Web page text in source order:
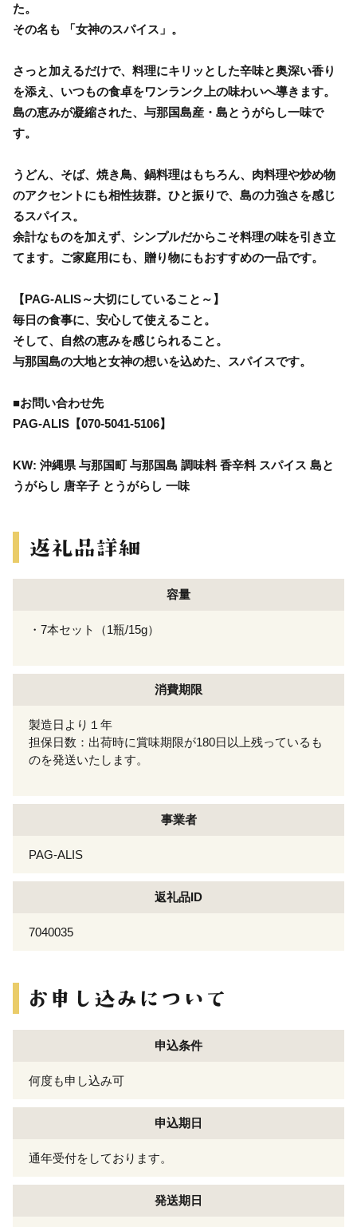
た。
その名も 「女神のスパイス」。
さっと加えるだけで、料理にキリッとした辛味と奥深い香り
を添え、いつもの食卓をワンランク上の味わいへ導きます。
島の恵みが凝縮された、与那国島産・島とうがらし一味で
す。
うどん、そば、焼き鳥、鍋料理はもちろん、肉料理や炒め物
のアクセントにも相性抜群。ひと振りで、島の力強さを感じ
るスパイス。
余計なものを加えず、シンプルだからこそ料理の味を引き立
てます。ご家庭用にも、贈り物にもおすすめの一品です。
【PAG-ALIS～大切にしていること～】
毎日の食事に、安心して使えること。
そして、自然の恵みを感じられること。
与那国島の大地と女神の想いを込めた、スパイスです。
■お問い合わせ先
PAG-ALIS【070-5041-5106】
KW: 沖縄県 与那国町 与那国島 調味料 香辛料 スパイス 島と
うがらし 唐辛子 とうがらし 一味
容量
・7本セット（1瓶/15g）
消費期限
製造日より１年
担保日数：出荷時に賞味期限が180日以上残っているも
のを発送いたします。
事業者
PAG-ALIS
返礼品ID
7040035
申込条件
何度も申し込み可
申込期日
通年受付をしております。
発送期日